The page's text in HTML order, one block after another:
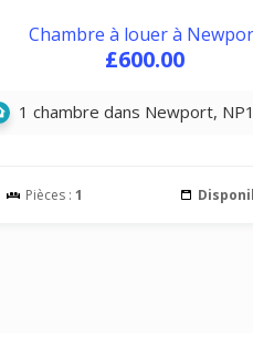
Chambre à louer à
£600.00
1 chambre dans Newport,
Pièces :1